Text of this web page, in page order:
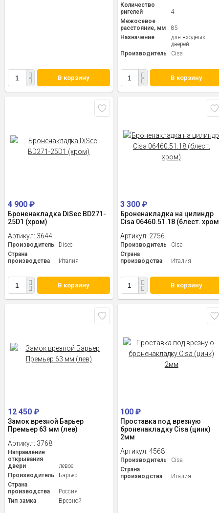
В корзину
Количество
ригелей
4
Межосевое
расстояние, мм
85
Назначение
для входных
дверей
Производитель
Cisa
В корзину
4 900 ₽
Броненакладка DiSec BD271-
25D1 (хром)
Артикул: 3644
Производитель
Disec
Страна
производства
Италия
В корзину
3 300₽
Броненакладка на цилиндр
Cisa 06460.51.18 (блест.
Артикул: 2756
Производитель
Cisa
Страна
производства
Италия
В корзину
12 450 ₽
Замок врезной Барьер
Премьер 63 мм (лев)
Артикул: 3768
Направление
открывания
двери
левое
Производитель
Барьер
Страна
производства
Россия
Тип замка
Врезной
100₽
Проставка под врезную
броненакладку Cisa (цинк)
2мм
Артикул:4568
Производитель
Cisa
Страна
производства
Италия